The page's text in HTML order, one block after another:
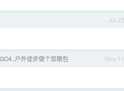
Jul 22
May 11
户外徒步做个显眼包